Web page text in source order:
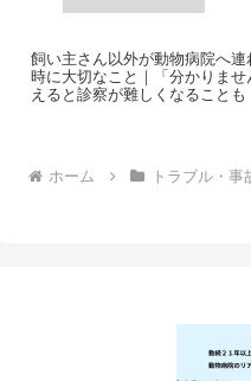
飼い主さん以外が動物病院へ連
時に大切なこと｜「分かりませ
えると診察が難しくなることも
ホーム トラブル・事